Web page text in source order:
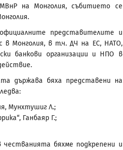
на Монголия, събитието се
представителите и
в Монголия, в т.ч. ДЧ на ЕС, НАТО,
банкови организации и НПО в
държава бяха представени на
Мунхтушиг Л.;
Ганбаяр Г.;
бяхме подкрепени и